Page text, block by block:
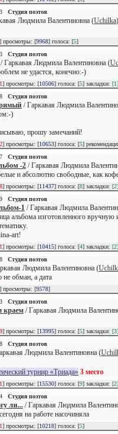
Студия поэтов
Людмила Валентиновна (Uchilka)
] просмотры: [9968] голоса: [5]
Студия поэтов
/ Гаркавая Людмила Валентиновна (
не удастся, конечно:-)
] просмотры: [10506] голоса: [5] закладки: [1]
Студия поэтов
/ Гаркавая Людмила
)
прошу замечаний!
] просмотры: [10653] голоса: [5]
Студия поэтов
-2 / Гаркавая Людмила
и абсолютно свободные, как
] просмотры: [11437] голоса: [8] закладки: [2]
Студия поэтов
1 / Гаркавая Людмила
альбома изготовленного
art!
] просмотры: [10415] голоса: [4] закладки: [2]
Студия поэтов
Людмила Валентиновна (
не обман, а дата
] просмотры: [9578]
Студия поэтов
краем / Гаркавая Людмила
] просмотры: [13995] голоса: [5] закладки: [3]
Студия поэтов
Людмила Валентиновна (
турнир «Триада» 3 место
] просмотры: [15530] голоса: [9] закладки: [2]
Студия поэтов
ли... / Гаркавая Людмила
на работе насочиняла
] просмотры: [10218] голоса: [5]